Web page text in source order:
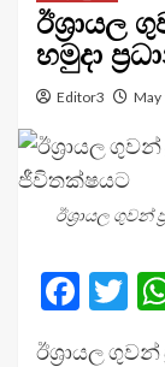
ඊශ්‍රායල
හමුදා
Editor3 May
ඊශ්‍රායල ගුවන්
ඊශ්‍රායල ගුවන්